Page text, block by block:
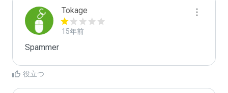
Tokage
15年前
Spammer
役立つ